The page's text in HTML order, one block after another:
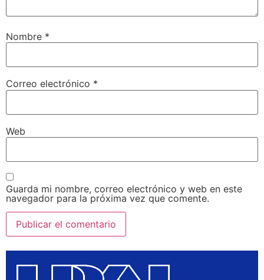
Nombre *
Correo electrónico *
Web
Guarda mi nombre, correo electrónico y web en este
navegador para la próxima vez que comente.